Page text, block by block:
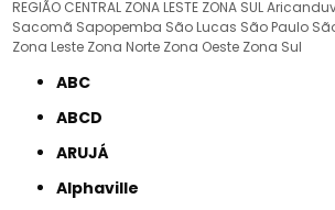
REGIÃO CENTRAL ZONA LESTE ZONA SUL
Sacomã Sapopemba São Lucas São Paulo
Zona Leste Zona Norte Zona Oeste Zona Sul
ABC
ABCD
ARUJÁ
Alphaville